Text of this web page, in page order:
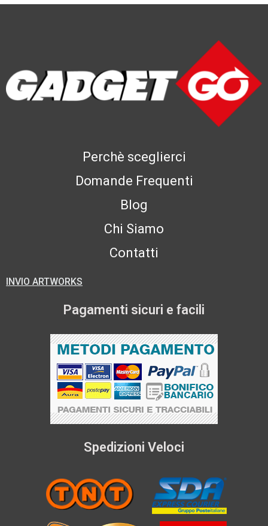
Perchè sceglierci
Domande Frequenti
Blog
Chi Siamo
Contatti
INVIO ARTWORKS
Pagamenti sicuri e facili
Spedizioni Veloci